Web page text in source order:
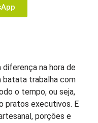
na hora de
batata trabalha com
o tempo, ou seja,
pratos executivos. E
porções e